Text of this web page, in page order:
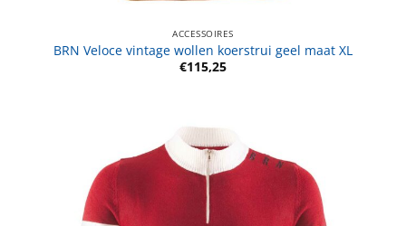
ACCESSOIRES
BRN Veloce vintage wollen koerstrui geel maat XL
€115,25